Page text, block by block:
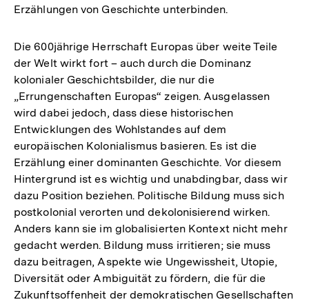
Erzählungen von Geschichte unterbinden.
Die 600jährige Herrschaft Europas über weite Teile
der Welt wirkt fort – auch durch die Dominanz
kolonialer Geschichtsbilder, die nur die
„Errungenschaften Europas“ zeigen. Ausgelassen
wird dabei jedoch, dass diese historischen
Entwicklungen des Wohlstandes auf dem
europäischen Kolonialismus basieren. Es ist die
Erzählung einer dominanten Geschichte. Vor diesem
Hintergrund ist es wichtig und unabdingbar, dass wir
dazu Position beziehen. Politische Bildung muss sich
postkolonial verorten und dekolonisierend wirken.
Anders kann sie im globalisierten Kontext nicht mehr
gedacht werden. Bildung muss irritieren; sie muss
dazu beitragen, Aspekte wie Ungewissheit, Utopie,
Diversität oder Ambiguität zu fördern, die für die
Zukunftsoffenheit der demokratischen Gesellschaften